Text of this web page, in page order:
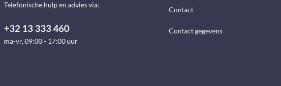
Telefonische hulp en advies via:
+32 13 333 460
ma-vr, 09:00 - 17:00 uur
Contact
Contact gegevens